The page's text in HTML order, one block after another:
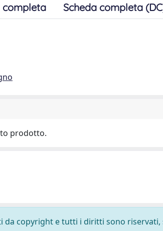
completa Scheda completa
prodotto.
da copyright e tutti i diritti sono riservati,